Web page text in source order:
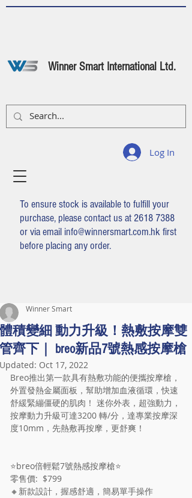
Log In
Winner Smart International Ltd.
To ensure stock is available to fulfill your
purchase, please contact us at 2618 7388
or via email info@winnersmart.com.hkfirst
before placing any order.
體積變細 動力升級！熱敷按摩雙
管齊下｜ breo新品7號熱感按摩槍
Winner Smart
Updated: Oct 17, 2022
Breo推出第一款具有熱敷功能的便攜按摩槍，
外置發熱金屬面板，幫助增加血液循環，快速
舒緩緊繃僵硬的肌肉！ 迷你外表，超強動力，
按摩動力升級可達3200 轉/分，達專業按摩深
度10mm，先熱敷再按摩，更舒爽！
⭐️breo倍輕鬆7號熱感按摩槍⭐️
零售價:  $799
🔸新款設計，握感舒適，簡易單手操作